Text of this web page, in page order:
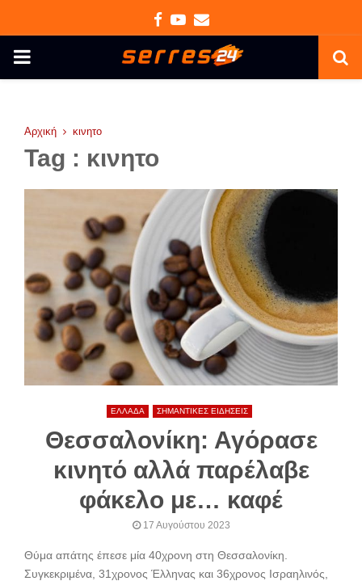
Facebook
Youtube
Email
PRIMARY
Αρχική κινητο
Tag : κινητο
ΕΛΛΑΔΑ ΣΗΜΑΝΤΙΚΕΣ ΕΙΔΗΣΕΙΣ
Θεσσαλονίκη: Αγόρασε
κινητό αλλά παρέλαβε
φάκελο με… καφέ
17 Αυγούστου 2023
Θύμα απάτης έπεσε μία 40χρονη στη Θεσσαλονίκη.
Συγκεκριμένα, 31χρονος Έλληνας και 36χρονος Ισραηλινός,